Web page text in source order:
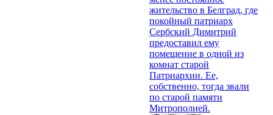
жительство в Белград, где
покойный патриарх
Сербский Димитрий
предоставил ему
помещение в одной из
комнат старой
Патриархии. Ее,
собственно, тогда звали
по старой памяти
Митрополией.